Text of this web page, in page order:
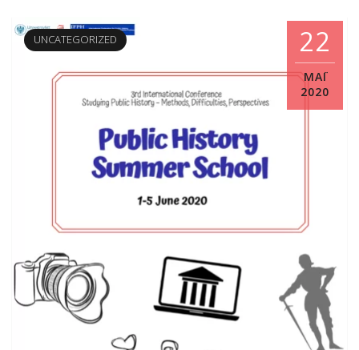
UNCATEGORIZED 22
ΜΑΪ́
2020